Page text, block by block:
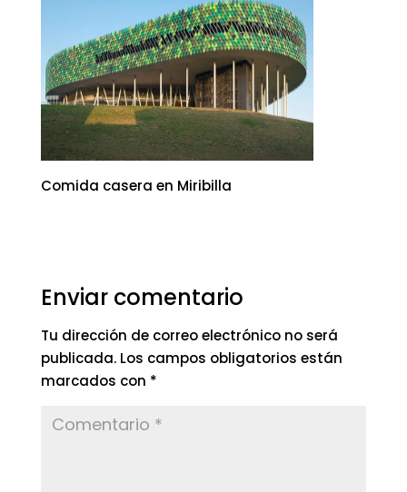
Comida casera en Miribilla
Enviar comentario
Tu dirección de correo electrónico no será
publicada. Los campos obligatorios están
marcados con *